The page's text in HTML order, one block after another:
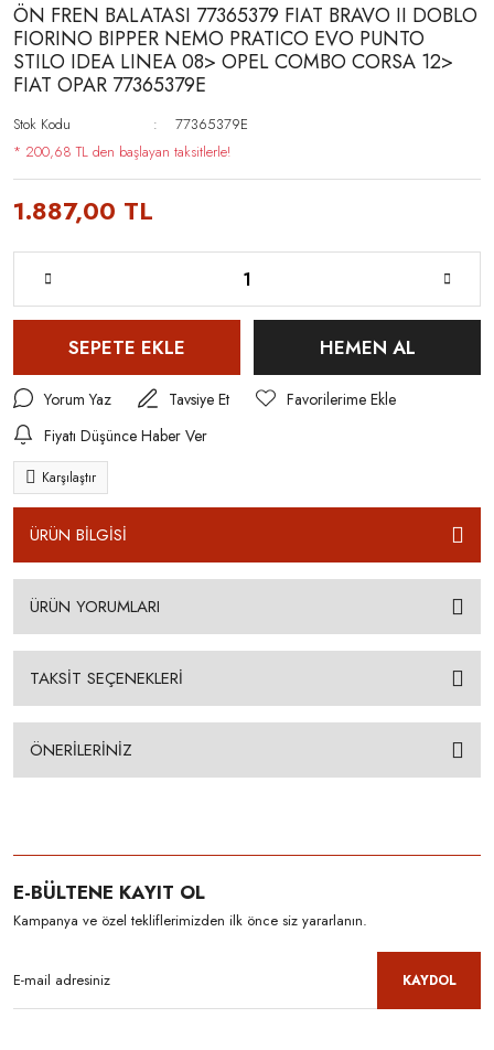
ÖN FREN BALATASI 77365379 FIAT BRAVO II DOBLO
FIORINO BIPPER NEMO PRATICO EVO PUNTO
STILO IDEA LINEA 08> OPEL COMBO CORSA 12>
FIAT OPAR 77365379E
Stok Kodu
77365379E
* 200,68 TL den başlayan taksitlerle!
1.887,00 TL
SEPETE EKLE HEMEN AL
Yorum Yaz
Tavsiye Et
Fiyatı Düşünce Haber Ver
Karşılaştır
ÜRÜN BİLGİSİ
ÜRÜN YORUMLARI
TAKSİT SEÇENEKLERİ
ÖNERİLERİNİZ
E-BÜLTENE KAYIT OL
Kampanya ve özel tekliflerimizden ilk önce siz yararlanın.
KAYDOL